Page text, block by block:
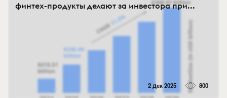
финтех-продукты делают за инвестора при...
2 Дек 2025 800